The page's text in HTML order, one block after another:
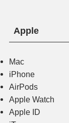
Apple
Mac
iPhone
AirPods
Apple Watch
Apple ID